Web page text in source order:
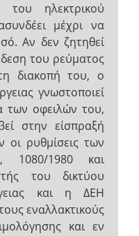
ηλεκτρικού
μέχρι να
Αν δεν ζητηθεί
του ρεύματος
διακοπή του, ο
γνωστοποιεί
των οφειλών του,
στην είσπραξή
οι ρυθμίσεις των
1080/1980 και
του δικτύου
και η ΔΕΗ
εναλλακτικούς
και εν